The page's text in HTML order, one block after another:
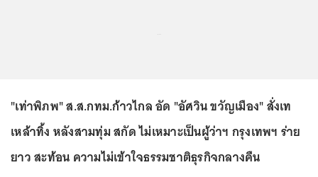
"เท่าพิภพ" ส.ส.กทม.ก้าวไกล อัด "อัศวิน ขวัญเมือง" สั่งเท
เหล้าทิ้ง หลังสามทุ่ม สกัด ไม่เหมาะเป็นผู้ว่าฯ กรุงเทพฯ ร่าย
ยาว สะท้อน ความไม่เข้าใจธรรมชาติธุรกิจกลางคืน